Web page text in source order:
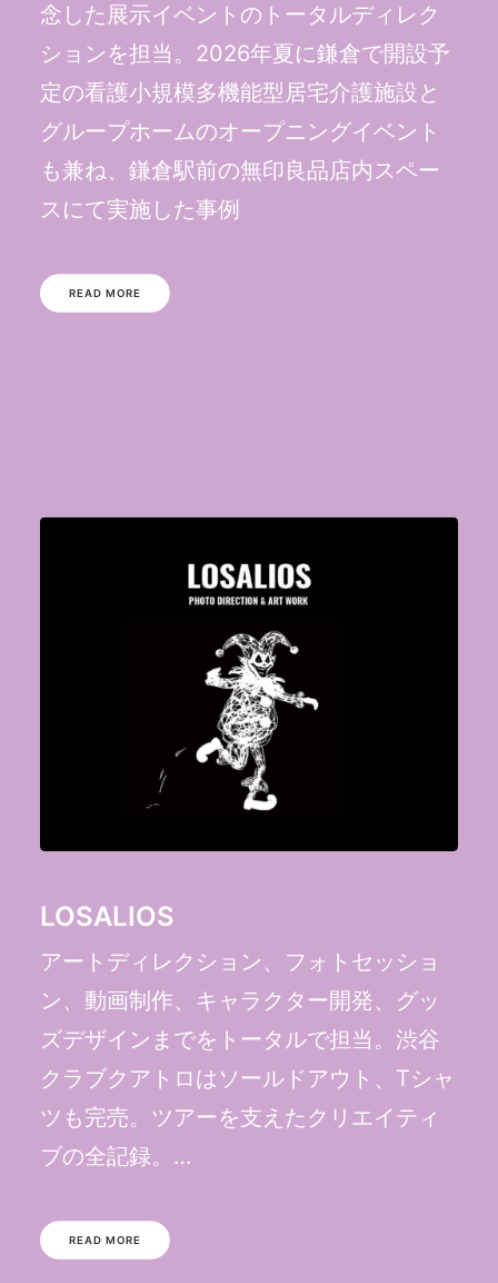
念した展示イベントのトータルディレク
ションを担当。2026年夏に鎌倉で開設予
定の看護小規模多機能型居宅介護施設と
グループホームのオープニングイベント
も兼ね、鎌倉駅前の無印良品店内スペー
スにて実施した事例
READ MORE
LOSALIOS
アートディレクション、フォトセッショ
ン、動画制作、キャラクター開発、グッ
ズデザインまでをトータルで担当。渋谷
クラブクアトロはソールドアウト、Tシャ
ツも完売。ツアーを支えたクリエイティ
ブの全記録。…
READ MORE